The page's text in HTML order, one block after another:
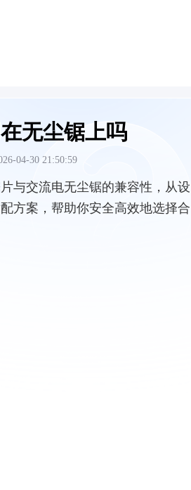
无尘锯上吗
04-30 21:50:59
与交流电无尘锯的兼容性，从设
方案，帮助你安全高效地选择合